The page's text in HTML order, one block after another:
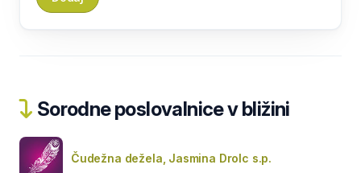
Sorodne poslovalnice v bližini
Čudežna dežela, Jasmina Drolc s.p.